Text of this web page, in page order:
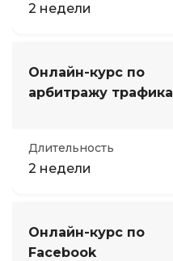
2 недели
Онлайн-курс по
арбитражу трафика
Длительность
2 недели
Онлайн-курс по
Facebook